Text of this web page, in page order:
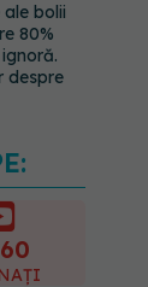
ale bolii
80%
despre
poveste